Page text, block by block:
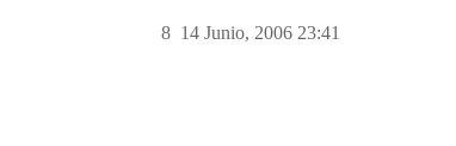
14 Junio, 2006 23:41
8